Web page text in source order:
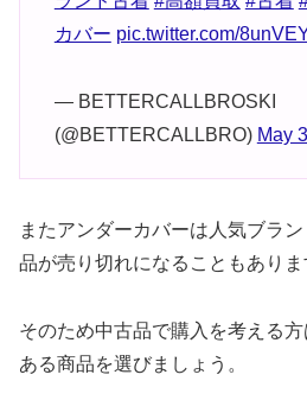
カバー pic.twitter.com/
— BETTERCALLBROSKI
(@BETTERCALLBRO) May
またアンダーカバーは人気ブラ
品が売り切れになることもありま
そのため中古品で購入を考える
ある商品を選びましょう。